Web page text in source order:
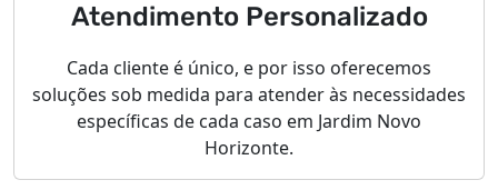
Atendimento Personalizado
Cada cliente é único, e por isso oferecemos
soluções sob medida para atender às necessidades
específicas de cada caso em Jardim Novo
Horizonte.